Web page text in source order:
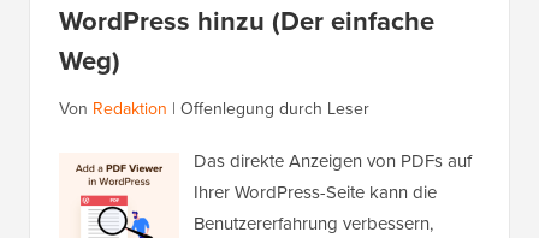
WordPress hinzu (Der einfache
Weg)
Von Redaktion | Offenlegung durch Leser
Das direkte Anzeigen von PDFs auf
Ihrer WordPress-Seite kann die
Benutzererfahrung verbessern,